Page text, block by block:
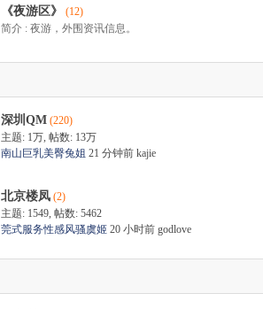
《夜游区》
(12)
简介 : 夜游，外围资讯信息。
深圳QM (220)
主题: 1万, 帖数: 13万
南山巨乳美臀兔姐 21 分钟前 kajie
北京楼凤 (2)
主题: 1549, 帖数: 5462
莞式服务性感风骚虞姬 20 小时前 godlove